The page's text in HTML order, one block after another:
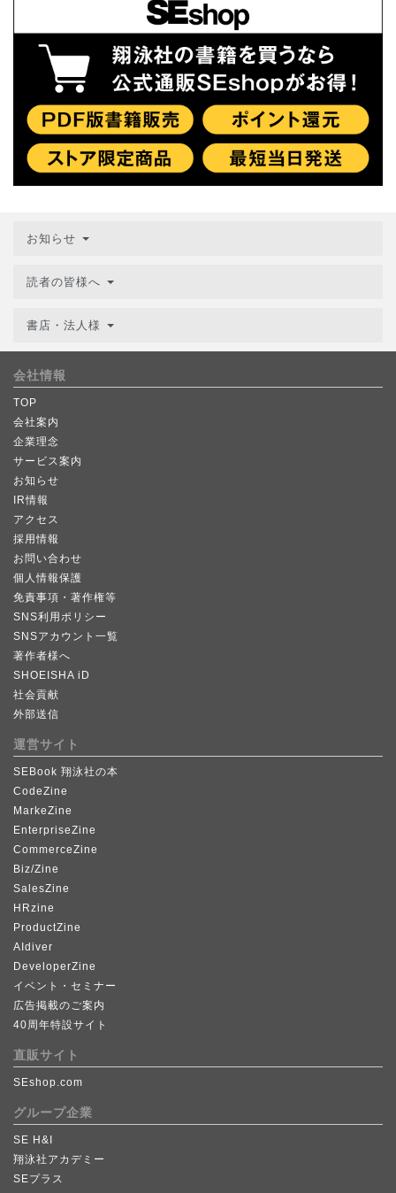
お知らせ
読者の皆様へ
書店・法人様
会社情報
TOP
会社案内
企業理念
サービス案内
お知らせ
IR情報
アクセス
採用情報
お問い合わせ
個人情報保護
免責事項・著作権等
SNS利用ポリシー
SNSアカウント一覧
著作者様へ
SHOEISHA iD
社会貢献
外部送信
運営サイト
SEBook 翔泳社の本
CodeZine
MarkeZine
EnterpriseZine
CommerceZine
Biz/Zine
SalesZine
HRzine
ProductZine
AIdiver
DeveloperZine
イベント・セミナー
広告掲載のご案内
40周年特設サイト
直販サイト
SEshop.com
グループ企業
SE H&I
翔泳社アカデミー
SEプラス